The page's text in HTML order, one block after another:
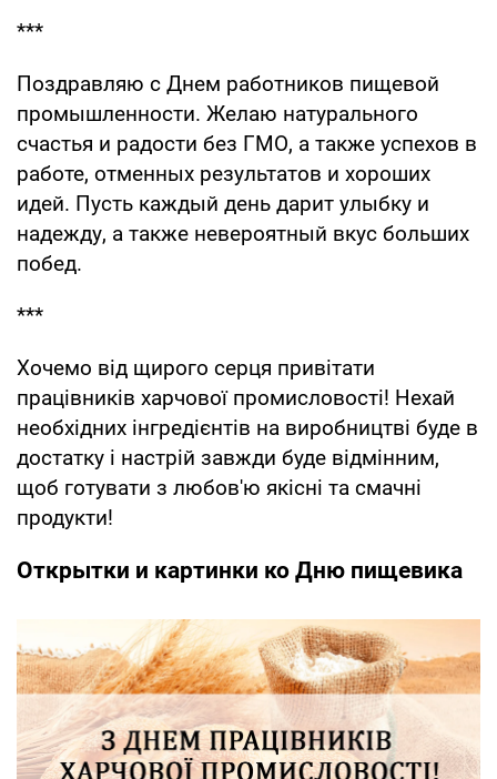
***
Поздравляю с Днем работников пищевой
промышленности. Желаю натурального
счастья и радости без ГМО, а также успехов в
работе, отменных результатов и хороших
идей. Пусть каждый день дарит улыбку и
надежду, а также невероятный вкус больших
побед.
***
Хочемо від щирого серця привітати
працівників харчової промисловості! Нехай
необхідних інгредієнтів на виробництві буде в
достатку і настрій завжди буде відмінним,
щоб готувати з любов'ю якісні та смачні
продукти!
Открытки и картинки ко Дню пищевика